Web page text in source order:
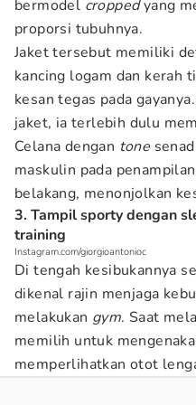
bermodel croppedyang
proporsi tubuhnya.
Jaket tersebut memiliki
kancing logam dan kerah
kesan tegas pada
jaket, ia terlebih dulu
Celana dengan tone
maskulin pada
belakang, menonjolkan
3. Tampil sporty dengan
training
Instagram.com/giorgioantonioc
Di tengah kesibukannya
dikenal rajin menjaga
melakukan gym. Saat
memilih untuk
memperlihatkan otot